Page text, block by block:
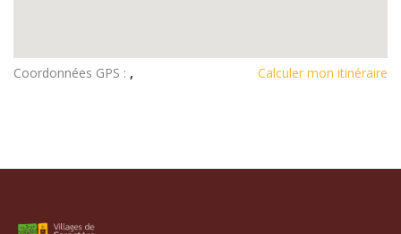
Coordonnées GPS : , Calculer mon itinéraire